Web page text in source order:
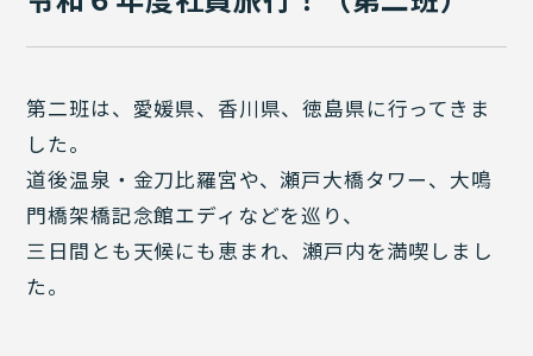
第二班は、愛媛県、香川県、徳島県に行ってきま
した。
道後温泉・金刀比羅宮や、瀬戸大橋タワー、大鳴
門橋架橋記念館エディなどを巡り、
三日間とも天候にも恵まれ、瀬戸内を満喫しまし
た。